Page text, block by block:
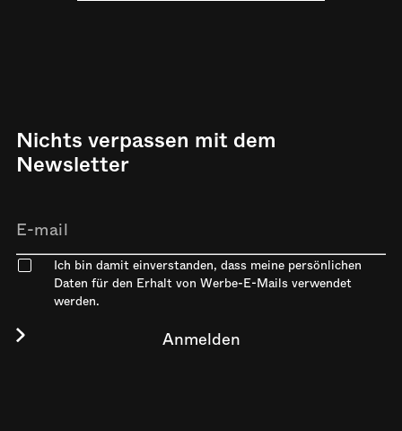
Nichts verpassen mit dem
Newsletter
Ich bin damit einverstanden, dass meine persönlichen
Daten für den Erhalt von Werbe-E-Mails verwendet
werden.